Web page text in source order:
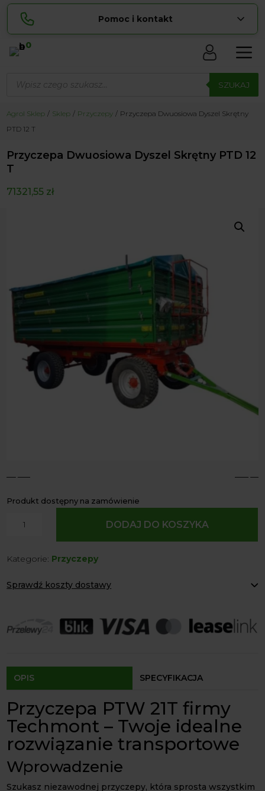
Pomoc i kontakt
Lucyna
pokaż numer
534 853 ... pokaż numer
biuro@ ... pokaż e-mail
0
produktów SZUKAJ
Agrol Sklep Sklep Przyczepy
Przyczepa Dwuosiowa Dyszel Skrętny
PTD 12 T
Przyczepa Dwuosiowa Dyszel Skrętny PTD 12
T
71321,55 zł
4 5
Produkt dostępny na zamówienie
Dyszel
PTD
DODAJ DO KOSZYKA
Kategorie: Przyczepy
Sprawdź koszty dostawy
Agrol transport: 200 zł
Agrol transport gabaryty: ustalane indywidualnie
Dostępność form dostawy i ceny uzależniona od produktu.
OPIS SPECYFIKACJA
Przyczepa PTW 21T firmy
Techmont – Twoje idealne
rozwiązanie transportowe
Wprowadzenie
Szukasz niezawodnej przyczepy, która sprosta wszystkim